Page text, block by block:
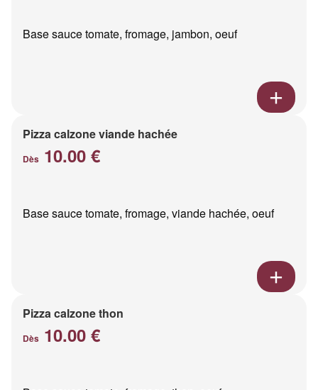
Base sauce tomate, fromage, jambon, oeuf
Pizza calzone viande hachée
Dès 10.00 €
Base sauce tomate, fromage, viande hachée, oeuf
Pizza calzone thon
Dès 10.00 €